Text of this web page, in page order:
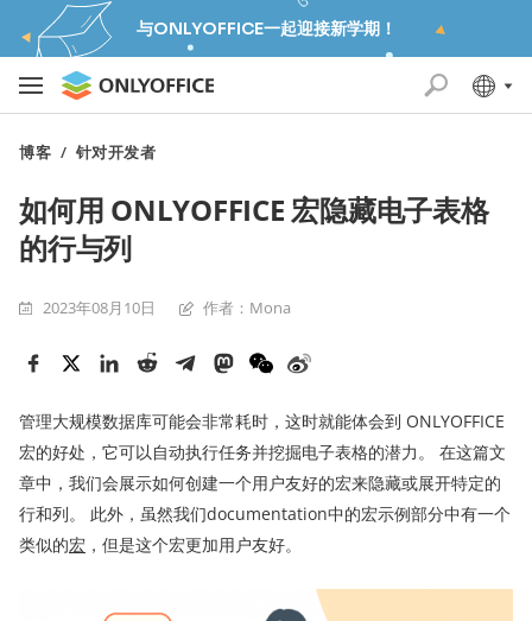
与ONLYOFFICE一起迎接新学期！
博客 / 针对开发者
如何用 ONLYOFFICE 宏隐藏电子表格
的行与列
2023年08月10日 作者：Mona
管理大规模数据库可能会非常耗时，这时就能体会到 ONLYOFFICE
宏的好处，它可以自动执行任务并挖掘电子表格的潜力。 在这篇文
章中，我们会展示如何创建一个用户友好的宏来隐藏或展开特定的
行和列。 此外，虽然我们documentation中的宏示例部分中有一个
类似的宏 ，但是这个宏更加用户友好。